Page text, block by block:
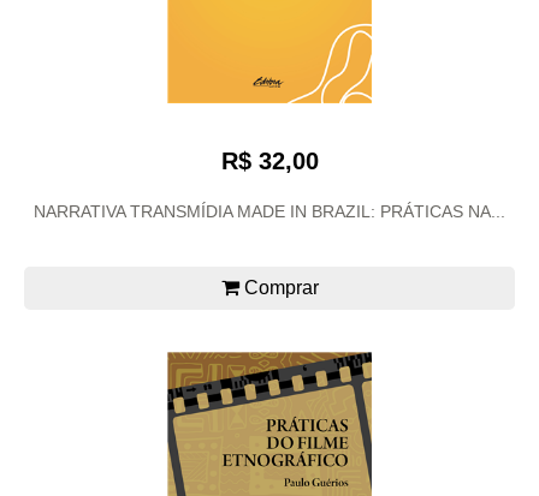
R$ 32,00
NARRATIVA TRANSMÍDIA MADE IN BRAZIL: PRÁTICAS NA...
Comprar